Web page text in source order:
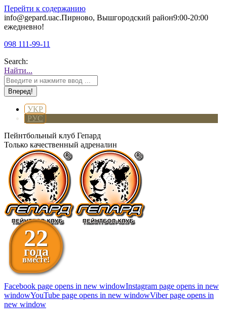
Перейти к содержанию
info@gepard.uaс.Пирново, Вышгородский район9:00-20:00
ежедневно!
098 111-99-11
Search:
Найти...
УКР
РУС
Пейнтбольный клуб Гепард
Только качественный адреналин
22
года
вместе!
Facebook page opens in new windowInstagram page opens in new
windowYouTube page opens in new windowViber page opens in
new window